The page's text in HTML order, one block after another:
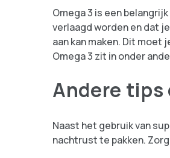
Omega 3 is een
verlaagd worden en dat
aan kan maken. Dit moet
Omega 3 zit in onder
Andere
Naast het gebruik van
nachtrust te pakken.